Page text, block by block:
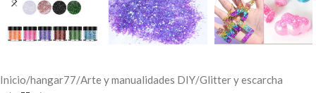
Inicio/hangar77/Arte y manualidades DIY/Glitter y escarcha